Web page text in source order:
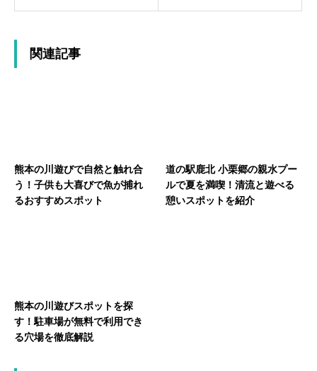
関連記事
熊本の川遊びで自然と触れ合
う！子供も大喜びで魚が捕れ
るおすすめスポット
道の駅鹿北 小栗郷の親水プー
ルで夏を満喫！清流と遊べる
憩いスポットを紹介
熊本の川遊びスポットを探
す！駐車場が無料で利用でき
る穴場を徹底解説